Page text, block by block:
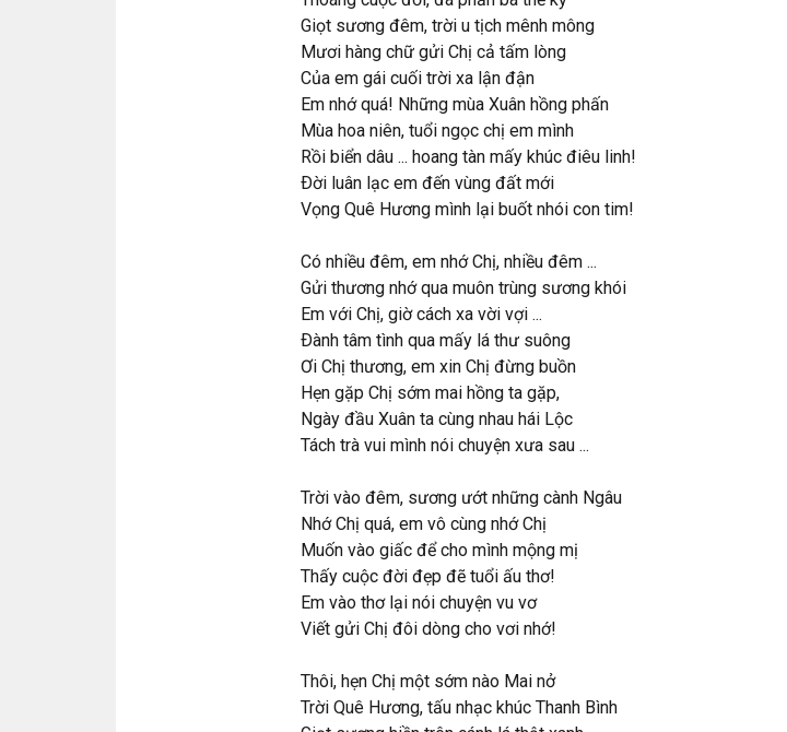
Giọt sương đêm, trời u tịch mênh mông
Mươi hàng chữ gửi Chị cả tấm lòng
Của em gái cuối trời xa lận đận
Em nhớ quá! Những mùa Xuân hồng phấn
Mùa hoa niên, tuổi ngọc chị em mình
Rồi biển dâu ... hoang tàn mấy khúc điêu linh!
Ðời luân lạc em đến vùng đất mới
Vọng Quê Hương mình lại buốt nhói con tim!
Có nhiều đêm, em nhớ Chị, nhiều đêm ...
Gửi thương nhớ qua muôn trùng sương khói
Em với Chị, giờ cách xa vời vợi ...
Ðành tâm tình qua mấy lá thư suông
Ơi Chị thương, em xin Chị đừng buồn
Hẹn gặp Chị sớm mai hồng ta gặp,
Ngày đầu Xuân ta cùng nhau hái Lộc
Tách trà vui mình nói chuyện xưa sau ...
Trời vào đêm, sương ướt những cành Ngâu
Nhớ Chị quá, em vô cùng nhớ Chị
Muốn vào giấc để cho mình mộng mị
Thấy cuộc đời đẹp đẽ tuổi ấu thơ!
Em vào thơ lại nói chuyện vu vơ
Viết gửi Chị đôi dòng cho vơi nhớ!
Thôi, hẹn Chị một sớm nào Mai nở
Trời Quê Hương, tấu nhạc khúc Thanh Bình